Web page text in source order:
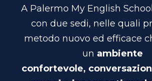
A Palermo My English
con due sedi, nelle quali
metodo nuovo ed efficace
un ambiente
confortevole,